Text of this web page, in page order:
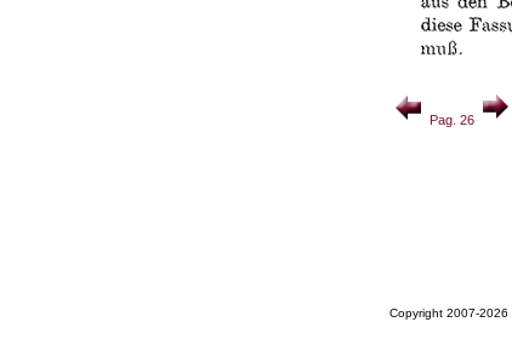
Pag. 26
Copyright 2007-2026